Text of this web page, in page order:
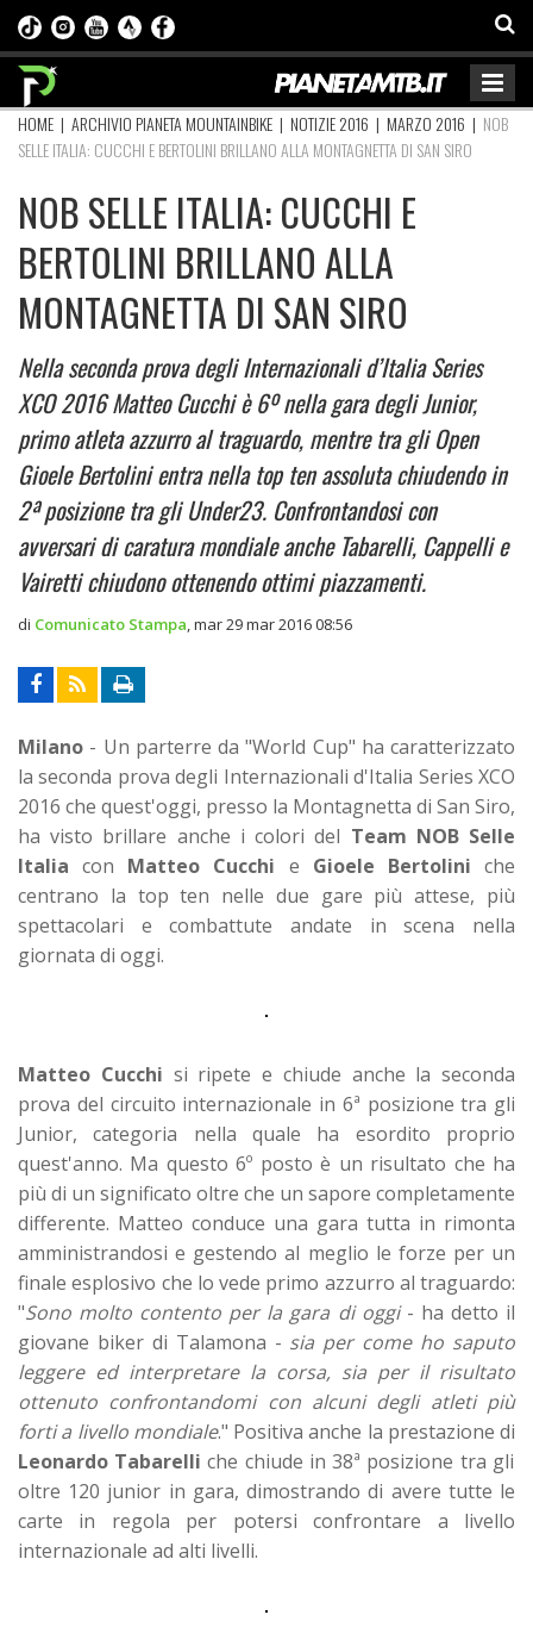
HOME | ARCHIVIO PIANETA MOUNTAINBIKE | NOTIZIE 2016 | MARZO 2016 | NOB
SELLE ITALIA: CUCCHI E BERTOLINI BRILLANO ALLA MONTAGNETTA DI SAN SIRO
NOB SELLE ITALIA: CUCCHI E
BERTOLINI BRILLANO ALLA
MONTAGNETTA DI SAN SIRO
Nella seconda prova degli Internazionali d’Italia Series
XCO 2016 Matteo Cucchi è 6º nella gara degli Junior,
primo atleta azzurro al traguardo, mentre tra gli Open
Gioele Bertolini entra nella top ten assoluta chiudendo in
2ª posizione tra gli Under23. Confrontandosi con
avversari di caratura mondiale anche Tabarelli, Cappelli e
Vairetti chiudono ottenendo ottimi piazzamenti.
di Comunicato Stampa mar 29 mar 2016 08:56
Milano - Un parterre da "World Cup" ha caratterizzato
la seconda prova degli Internazionali d'Italia Series XCO
2016 che quest'oggi, presso la Montagnetta di San Siro,
ha visto brillare anche i colori del Team NOB Selle
Italia con Matteo Cucchi e Gioele Bertolini che
centrano la top ten nelle due gare più attese, più
spettacolari e combattute andate in scena nella
giornata di oggi.
Matteo Cucchi si ripete e chiude anche la seconda
prova del circuito internazionale in 6ª posizione tra gli
Junior, categoria nella quale ha esordito proprio
quest'anno. Ma questo 6º posto è un risultato che ha
più di un significato oltre che un sapore completamente
differente. Matteo conduce una gara tutta in rimonta
amministrandosi e gestendo al meglio le forze per un
finale esplosivo che lo vede primo azzurro al traguardo:
"Sono molto contento per la gara di oggi- ha detto il
giovane biker di Talamona - sia per come ho saputo
leggere ed interpretare la corsa, sia per il risultato
ottenuto confrontandomi con alcuni degli atleti più
forti a livello mondiale." Positiva anche la prestazione di
Leonardo Tabarelli che chiude in 38ª posizione tra gli
oltre 120 junior in gara, dimostrando di avere tutte le
carte in regola per potersi confrontare a livello
internazionale ad alti livelli.